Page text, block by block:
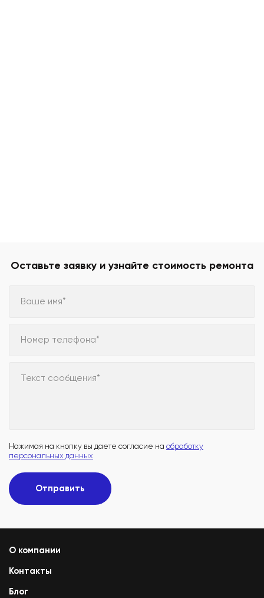
Оставьте заявку и узнайте стоимость ремонта
Ваше имя*
Номер телефона*
Текст сообщения*
Нажимая на кнопку вы даете согласие на обработку
персональных данных
Отправить
О компании
Контакты
Блог